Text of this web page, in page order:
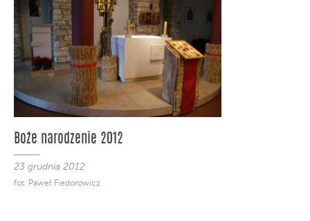
Boże narodzenie 2012
23 grudnia 2012
fot. Paweł Fiedorowicz